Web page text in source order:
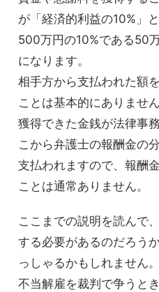
が「経済的利益の10%」
500万円の10%である50
になります。
相手方から支払われた額
ことは基本的にありませ
獲得できた金銭が法律事
こから弁護士の報酬金の
支払われますので、報酬
ことは通常ありません。
ここまでの説明を読んで
する必要があるのだろう
っしゃるかもしれません。
不当解雇を裁判で争うと